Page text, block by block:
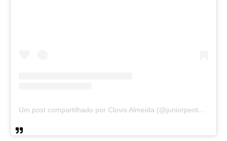
Um post compartilhado por Clovis Almeida (@juniorpentecoste01)